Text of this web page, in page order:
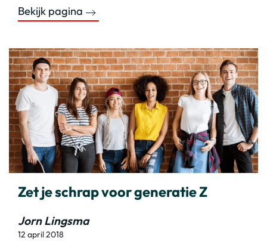
Bekijk pagina
Zet je schrap voor generatie Z
Jorn Lingsma
12 april 2018